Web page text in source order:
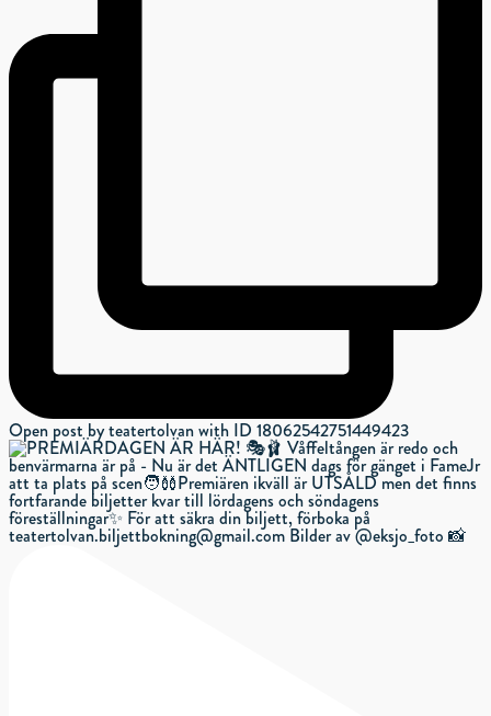
Open post by teatertolvan with ID 18062542751449423